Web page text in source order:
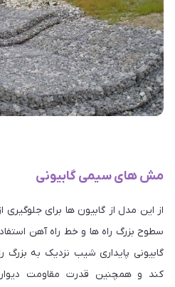
مش های سیمی گابیونی
از این مدل از گابیون ها برای
سطوح بزرگ راه ها و خط راه آهن
گابیونی پایداری شیب نزدیک به
کند و همچنین قدرت مقاومت